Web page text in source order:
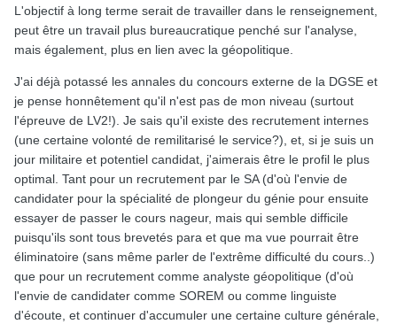
L'objectif à long terme serait de travailler dans le renseignement,
peut être un travail plus bureaucratique penché sur l'analyse,
mais également, plus en lien avec la géopolitique.
J'ai déjà potassé les annales du concours externe de la DGSE et
je pense honnêtement qu'il n'est pas de mon niveau (surtout
l'épreuve de LV2!). Je sais qu'il existe des recrutement internes
(une certaine volonté de remilitarisé le service?), et, si je suis un
jour militaire et potentiel candidat, j'aimerais être le profil le plus
optimal. Tant pour un recrutement par le SA (d'où l'envie de
candidater pour la spécialité de plongeur du génie pour ensuite
essayer de passer le cours nageur, mais qui semble difficile
puisqu'ils sont tous brevetés para et que ma vue pourrait être
éliminatoire (sans même parler de l'extrême difficulté du cours..)
que pour un recrutement comme analyste géopolitique (d'où
l'envie de candidater comme SOREM ou comme linguiste
d'écoute, et continuer d'accumuler une certaine culture générale,